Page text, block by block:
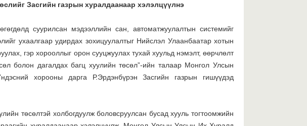
лийг Засгийн газрын хуралдаанаар хэлэлцүүлнэ
суурилсан мэдээллийн сан, автоматжуулалтын системийг
ухаалгаар удирдах зохицуулалтыг Нийслэл Улаанбаатар хотын
гэр хорооллыг орон сууцжуулах тухай хуульд нэмэлт, өөрчлөлт
болон дагалдах багц хуулийн төсөл”-ийн талаар Монгол Улсын
хорооны дарга Р.Эрдэнбүрэн Засгийн газрын гишүүдэд
төсөлтэй холбогдуулж боловсруулсан бусад хууль тогтоомжийн